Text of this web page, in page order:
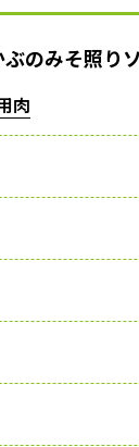
のみそ照り
肉